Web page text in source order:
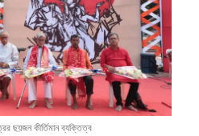
ছয়জন কীর্তিমান ব্যক্তিত্ব